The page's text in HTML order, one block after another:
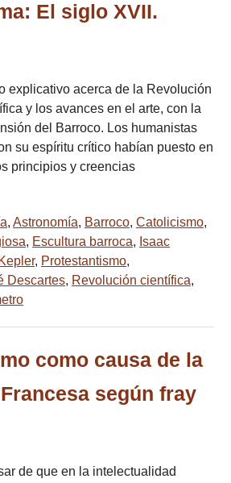
El siglo XVII.
explicativo acerca de la Revolución
y los avances en el arte, con la
del Barroco. Los humanistas
su espíritu crítico habían puesto en
principios y creencias
, Astronomía, Barroco, Catolicismo,
, Escultura barroca, Isaac
, Protestantismo,
Descartes, Revolución científica,
como causa de la
según fray
de que en la intelectualidad